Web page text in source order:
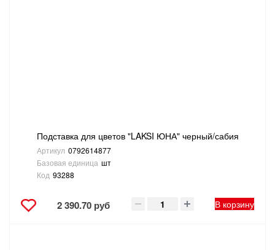
Подставка для цветов "LAKSI ЮНА" черный/сабия
Артикул 0792614877
Базовая единица шт
Код 93288
2 390.70 руб В корзину